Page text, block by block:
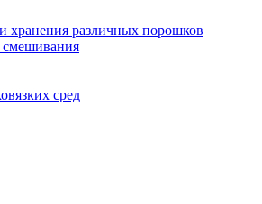
хранения различных порошков
сред